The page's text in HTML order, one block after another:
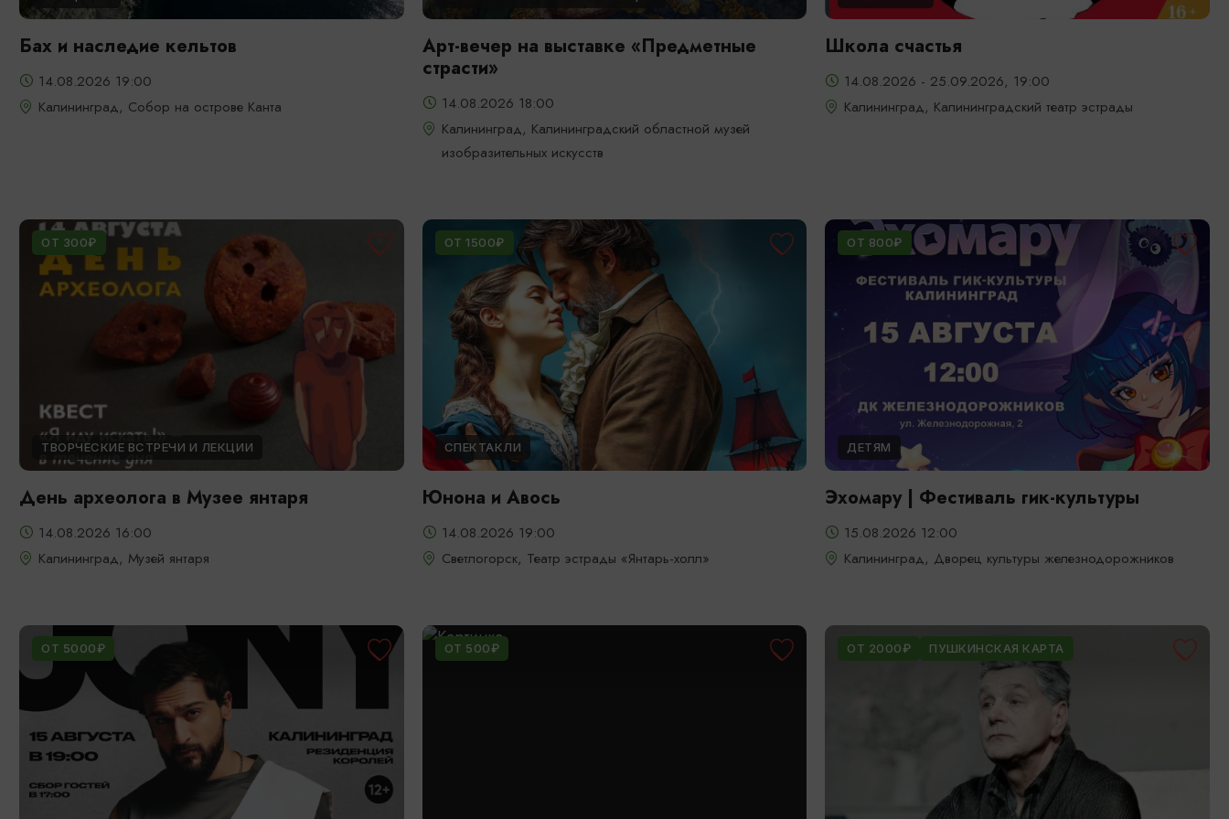
Бах и наследие кельтов
14.08.2026 19:00
Калининград, Собор на острове Канта
Арт-вечер на выставке «Предметные
страсти»
14.08.2026 18:00
Калининград, Калининградский областной музей
изобразительных искусств
Школа счастья
14.08.2026 - 25.09.2026, 19:00
Калининград, Калининградский театр эстрады
ОТ 300₽
ТВОРЧЕСКИЕ ВСТРЕЧИ И ЛЕКЦИИ
День археолога в Музее янтаря
14.08.2026 16:00
Калининград, Музей янтаря
ОТ 1500₽
СПЕКТАКЛИ
Юнона и Авось
14.08.2026 19:00
Светлогорск, Театр эстрады «Янтарь-холл»
ОТ 800₽
ДЕТЯМ
Эхомару | Фестиваль гик-культуры
15.08.2026 12:00
Калининград, Дворец культуры железнодорожников
ОТ 5000₽ ОТ 500₽ ОТ 2000₽ ПУШКИНСКАЯ КАРТА